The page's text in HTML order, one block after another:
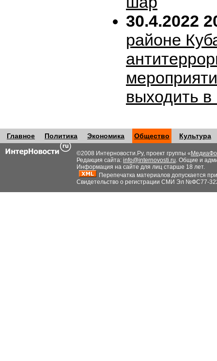
30.4.2022
районе
выходить
Главное Политика Экономика Общество Культура
©2008 Интерновости.Ру, проект группы «
Редакция сайта: info@internovosti.ru. Общие и
Информация на сайте для лиц старше 18 лет.
Перепечатка материалов допускается
Свидетельство о регистрации СМИ Эл №ФС77-